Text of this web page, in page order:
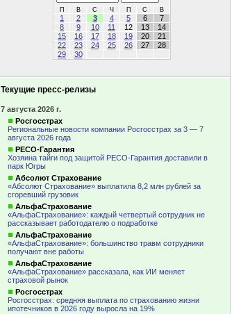
П В С Ч П С В
1 2 3 4 5 6
7
8
9 10 11 12 13
14
15
16 17 18 19 20
21
22
23 24 25 26 27
28
29
30
Текущие пресс-релизы
7 августа 2026 г.
Росгосстрах
Региональные новости компании Росгосстрах за 3 — 7
августа 2026 года
РЕСО-Гарантия
Хозяина тайги под защитой РЕСО-Гарантия доставили в
парк Югры
Абсолют Страхование
«Абсолют Страхование» выплатила 8,2 млн рублей за
сгоревший грузовик
АльфаСтрахование
«АльфаСтрахование»: каждый четвертый сотрудник не
рассказывает работодателю о подработке
АльфаСтрахование
«АльфаСтрахование»: большинство травм сотрудники
получают вне работы
АльфаСтрахование
«АльфаСтрахование» рассказала, как ИИ меняет
страховой рынок
Росгосстрах
Росгосстрах: средняя выплата по страхованию жизни
ипотечников в 2026 году выросла на 19%